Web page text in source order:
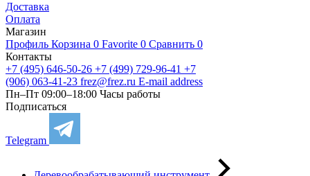
Доставка
Оплата
Магазин
Профиль Корзина 0 Favorite 0 Сравнить 0
Контакты
+7 (495) 646-50-26 +7 (499) 729-96-41 +7
(906) 063-41-23 frez@frez.ru E-mail address
Пн–Пт 09:00–18:00 Часы работы
Подписаться
Telegram